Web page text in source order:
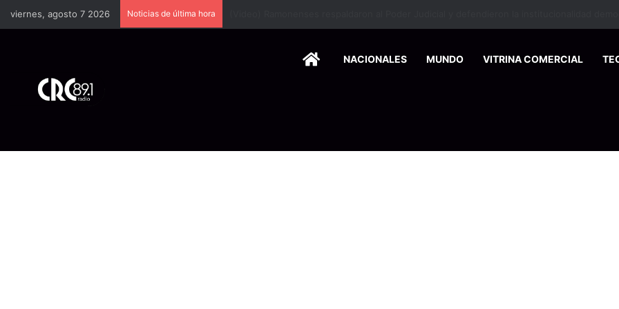
viernes, agosto 7 2026 Noticias de última hora
HOMENACIONALES MUNDO VITRINA COMERCIAL